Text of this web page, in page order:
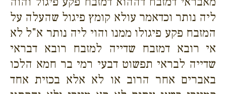
ליה נותר וכדאמר עולא קומץ פיגול שהעלה על
המזבח פקע פיגולו ממנו והוי ליה נותר א"ל לא
אי רובא דמזבח שדייה למזבח רובא דבראי
שדייה לבראי תפשוט דבעי רמי בר חמא הלכו
באברים אחר הרוב או לא אלא בכזית אחד